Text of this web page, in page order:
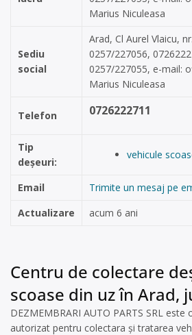
Marius Niculeasa
Sediu
social
Arad, Cl Aurel Vlaicu,
0257/227056,
0257/227055, e-mail:
Marius Niculeasa
Telefon 0726222711
Tip
deșeuri:
vehicule
Email
Trimite un mesaj pe
Actualizare
acum 6 ani
Centru de colectare
scoase din uz în Arad,
DEZMEMBRARI AUTO PARTS SRL
autorizat pentru colectara și tratarea